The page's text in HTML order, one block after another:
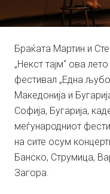
Браќата Мартин и
„Некст тајм“ ова
фестивал „Една
Македонија и
Софија, Бугарија,
меѓународниот
на сите осум
Банско, Струмица,
Загора.